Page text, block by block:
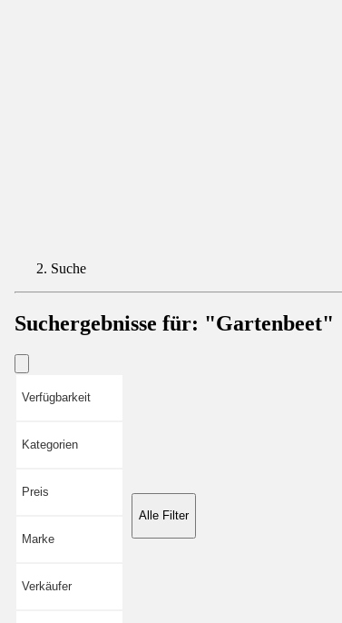
Suche
Suchergebnisse für: "Gartenbeet"
Verfügbarkeit
Kategorien
Preis
Marke
Verkäufer
Alle Filter